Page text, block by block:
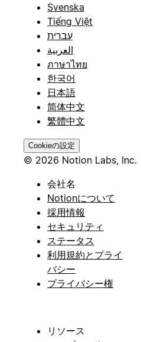
Svenska
Tiếng Việt
עברית
العربية
ภาษาไทย
한국어
日本語
简体中文
繁體中文
Cookieの設定
© 2026 Notion Labs, Inc.
会社名
Notionについて
採用情報
セキュリティ
ステータス
利用規約とプライ
バシー
プライバシー権
リソース